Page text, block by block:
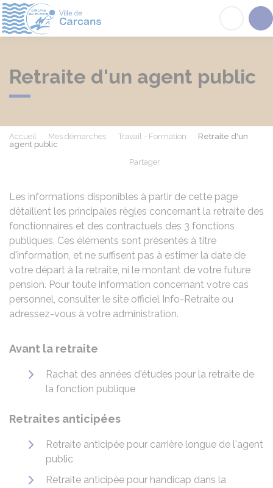
Retraite d'un agent public
Accueil Mes démarches Travail - Formation
Retraite d'un
agent public
Partager
Les informations disponibles à partir de cette page
détaillent les principales règles concernant la retraite des
fonctionnaires et des contractuels des 3 fonctions
publiques. Ces éléments sont présentés à titre
d'information, et ne suffisent pas à estimer la date de
votre départ à la retraite, ni le montant de votre future
pension. Pour toute information concernant votre cas
personnel, consulter le site officiel Info-Retraite ou
adressez-vous à votre administration.
Avant la retraite
Rachat des années d'études pour la retraite de
la fonction publique
Retraites anticipées
Retraite anticipée pour carrière longue de l'agent
public
Retraite anticipée pour handicap dans la